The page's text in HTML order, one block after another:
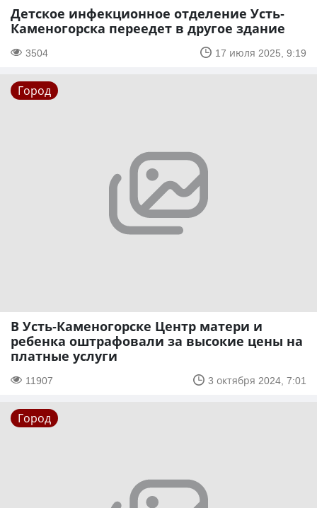
Детское инфекционное отделение Усть-
Каменогорска переедет в другое здание
3504 17 июля 2025, 9:19
Город
В Усть-Каменогорске Центр матери и
ребенка оштрафовали за высокие цены на
платные услуги
11907 3 октября 2024, 7:01
Город